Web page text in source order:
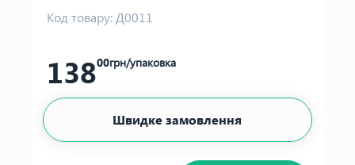
Код товару:Д0011
13800грн/упаковка
Швидке замовлення